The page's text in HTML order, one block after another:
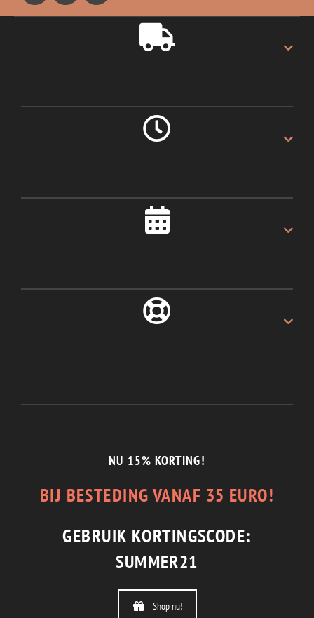
Gratis verzending op alles.
Als u voor 16:00u besteld.
Recht van retour.
En de beste service.
NU 15% KORTING!
BIJ BESTEDING VANAF 35 EURO!
GEBRUIK KORTINGSCODE:
SUMMER21
Shop nu!